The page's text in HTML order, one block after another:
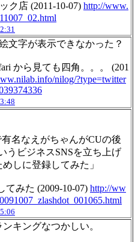
ク店 (2011-10-07) http://www.
文字が表示できなかった？
から見ても四角。。。 (201
nilog/?type=twitter
有名なえがちゃんがCUの後
うビジネスSNSを立ち上げ
しに登録してみた」
てみた (2009-10-07) http://ww
キングなつかしい。